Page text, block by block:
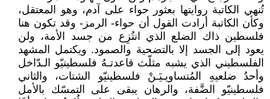
تُنهي الكاتبة روايتها بعثور حواء على آدم، وهو المعتقل،
وكأن الكاتبة أرادت القول أن حواء- الرمز- وقد تكون هنا
فلسطين ذاك الضلع الذي انتُزِع من جسد الأمة، ولن
يعود إلى الجسد إلا بالتضحية والصمود. ويكتمل المشهد
الفلسطيني الذي يشبه مثلّث قاعدتـهُ فلسطينيّو الـدّاخل
وأحدُ ضلعيهِ المُتساويـيَـنْ فلسطينيّو الشتات، والثاني
فلسطينيّو الضَّفة، والرهان يبقى على التمسّك بالأمل